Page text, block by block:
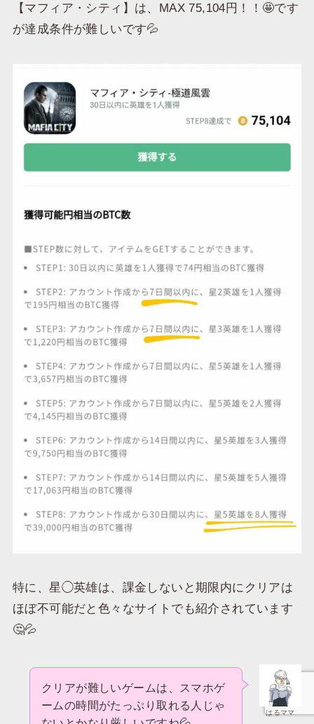
【マフィア・シティ】は、MAX 75,104円！！🤩です
が達成条件が難しいです💦
特に、星◯英雄は、課金しないと期限内にクリアは
ほぼ不可能だと色々なサイトでも紹介されています
🤔💦
はるママ
クリアが難しいゲームは、スマホゲ
ームの時間がたっぷり取れる人じゃ